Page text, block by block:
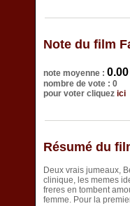
Note du film
note moyenne :
nombre de vote : 0
pour voter cliquez ici
Résumé du
Deux vrais jumeaux,
clinique, les memes
freres en tombent
femme. Pour la